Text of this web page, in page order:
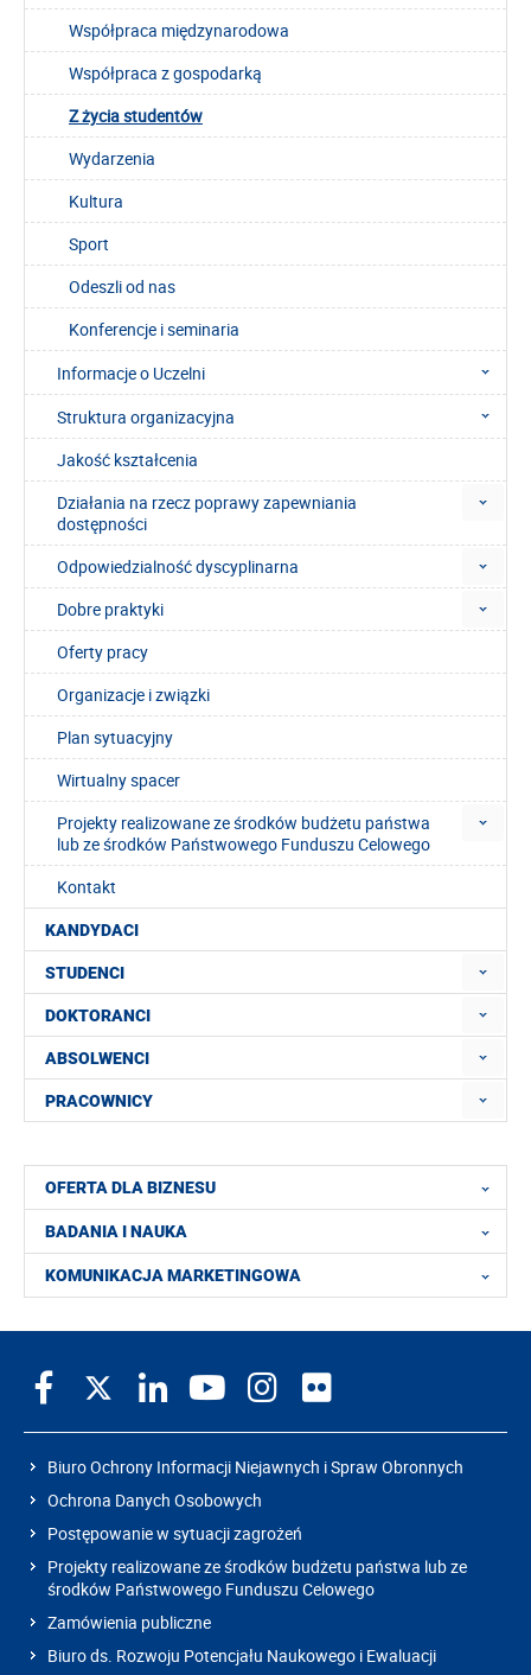
Współpraca międzynarodowa
Współpraca z gospodarką
Z życia studentów
Wydarzenia
Kultura
Sport
Odeszli od nas
Konferencje i seminaria
Informacje o Uczelni
Struktura organizacyjna
Jakość kształcenia
Działania na rzecz poprawy zapewniania
dostępności
Odpowiedzialność dyscyplinarna
Dobre praktyki
Oferty pracy
Organizacje i związki
Plan sytuacyjny
Wirtualny spacer
Projekty realizowane ze środków budżetu państwa
lub ze środków Państwowego Funduszu Celowego
Kontakt
KANDYDACI
STUDENCI
DOKTORANCI
ABSOLWENCI
PRACOWNICY
OFERTA DLA BIZNESU
BADANIA I NAUKA
KOMUNIKACJA MARKETINGOWA
Biuro Ochrony Informacji Niejawnych i Spraw Obronnych
Ochrona Danych Osobowych
Postępowanie w sytuacji zagrożeń
Projekty realizowane ze środków budżetu państwa lub ze
środków Państwowego Funduszu Celowego
Zamówienia publiczne
Biuro ds. Rozwoju Potencjału Naukowego i Ewaluacji